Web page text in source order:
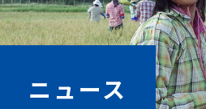
ニュース